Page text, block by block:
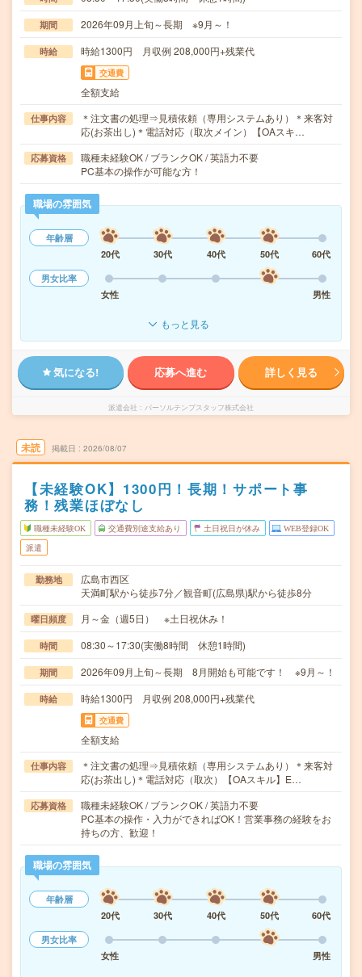
期間 2026年09月上旬～長期 ※9月～！
時給 時給1300円 月収例 208,000円+残業代
交通費
全額支給
仕事内容
＊注文書の処理⇒見積依頼（専用システムあり）＊来客対
応(お茶出し)＊電話対応（取次メイン）【OAスキ…
応募資格
職種未経験OK / ブランクOK / 英語力不要
PC基本の操作が可能な方！
職場の雰囲気
年齢層
20代
30代 40代 50代
60代
男女比率
女性
男性
もっと見る
気になる! 応募へ進む 詳しく見る
派遣会社 パーソルテンプスタッフ株式会社
未読 掲載日 2026/08/07
【未経験OK】1300円！長期！サポート事
務！残業ほぼなし
職種未経験OK 交通費別途支給あり 土日祝日が休み WEB登録OK
派遣
勤務地
広島市西区
天満町駅から徒歩7分／観音町(広島県)駅から徒歩8分
曜日頻度 月～金（週5日） ※土日祝休み！
時間 08:30～17:30(実働8時間 休憩1時間)
期間 2026年09月上旬～長期 8月開始も可能です！ ※9月～！
時給 時給1300円 月収例 208,000円+残業代
交通費
全額支給
仕事内容
＊注文書の処理⇒見積依頼（専用システムあり）＊来客対
応(お茶出し)＊電話対応（取次）【OAスキル】E…
応募資格
職種未経験OK / ブランクOK / 英語力不要
PC基本の操作・入力ができればOK！営業事務の経験をお
持ちの方、歓迎！
職場の雰囲気
年齢層
20代
30代 40代 50代
60代
男女比率
女性
男性